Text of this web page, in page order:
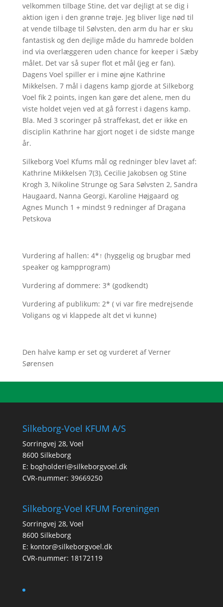
velkommen tilbage Stine, det var dejligt at se dig i
aktion igen i den grønne trøje. Jeg bliver lige nød til
at vende tilbage til Sølvsten, den arm du har er sku
fantastisk og den dejlige måde du hamrede bolden
ind via overlæggeren uden chance for keeper i Sæby
målet. Det var så super flot et mål (jeg er fan).
Dagens Voel spiller er i mine øjne Kathrine
Mikkelsen. 7 mål i dagens kamp gjorde at Silkeborg
Voel fik 2 points, ingen kan gøre det alene, men du
viste holdet vejen ved at gå forrest i dagens kamp.
Bla. Med 3 scoringer på straffekast, det er ikke en
disciplin Kathrine har gjort noget i de sidste mange
år.
Silkeborg Voel Kfums mål og redninger blev lavet af:
Kathrine Mikkelsen 7(3), Cecilie Jakobsen og Stine
Krogh 3, Nikoline Strunge og Sara Sølvsten 2, Sandra
Haugaard, Nanna Georgi, Karoline Højgaard og
Agnes Munch 1 + mindst 9 redninger af Dragana
Petskova
Vurdering af hallen: 4*↑ (hyggelig og brugbar med
speaker og kampprogram)
Vurdering af dommere: 3* (godkendt)
Vurdering af publikum: 2* ( vi var fire medrejsende
Voligans og vi klappede alt det vi kunne)
Den halve kamp er set og vurderet af Verner
Sørensen
Silkeborg-Voel KFUM A/S
Sorringvej 28, Voel
8600 Silkeborg
E: bogholderi@silkeborgvoel.dk
CVR-nummer: 39669250
Silkeborg-Voel KFUM Foreningen
Sorringvej 28, Voel
8600 Silkeborg
E: kontor@silkeborgvoel.dk
CVR-nummer: 18172119